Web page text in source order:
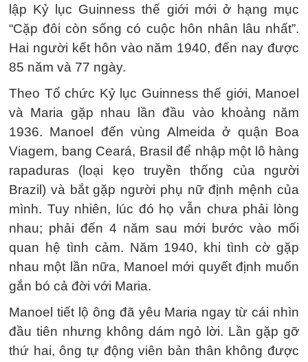
lập Kỷ lục Guinness thế giới mới ở hạng mục
“Cặp đôi còn sống có cuộc hôn nhân lâu nhất”.
Hai người kết hôn vào năm 1940, đến nay được
85 năm và 77 ngày.
Theo Tổ chức Kỷ lục Guinness thế giới, Manoel
và Maria gặp nhau lần đầu vào khoảng năm
1936. Manoel đến vùng Almeida ở quận Boa
Viagem, bang Ceará, Brasil để nhập một lô hàng
rapaduras (loại kẹo truyền thống của người
Brazil) và bắt gặp người phụ nữ định mệnh của
mình. Tuy nhiên, lúc đó họ vẫn chưa phải lòng
nhau; phải đến 4 năm sau mới bước vào mối
quan hệ tình cảm. Năm 1940, khi tình cờ gặp
nhau một lần nữa, Manoel mới quyết định muốn
gắn bó cả đời với Maria.
Manoel tiết lộ ông đã yêu Maria ngay từ cái nhìn
đầu tiên nhưng không dám ngỏ lời. Lần gặp gỡ
thứ hai, ông tự động viên bản thân không được